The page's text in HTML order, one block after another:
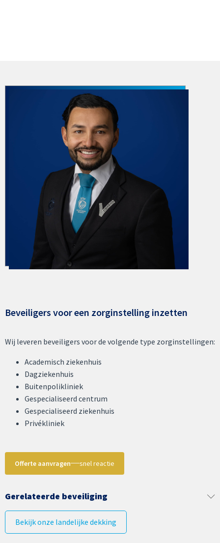
Beveiligers voor een zorginstelling inzetten
Wij leveren beveiligers voor de volgende type zorginstellingen:
Academisch ziekenhuis
Dagziekenhuis
Buitenpolikliniek
Gespecialiseerd centrum
Gespecialiseerd ziekenhuis
Privékliniek
Offerte aanvragen snel reactie
Gerelateerde beveiliging
Bekijk onze landelijke dekking